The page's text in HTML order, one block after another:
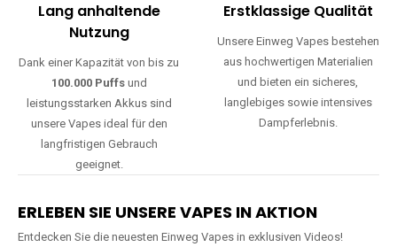
Lang anhaltende
Nutzung
Dank einer Kapazität von bis zu
100.000 Puffsund
leistungsstarken Akkus sind
unsere Vapes ideal für den
langfristigen Gebrauch
geeignet.
Erstklassige Qualität
Unsere Einweg Vapes bestehen
aus hochwertigen Materialien
und bieten ein sicheres,
langlebiges sowie intensives
Dampferlebnis.
ERLEBEN SIE UNSERE VAPES IN AKTION
Entdecken Sie die neuesten Einweg Vapes in exklusiven Videos!